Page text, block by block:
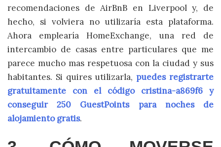
recomendaciones de AirBnB en Liverpool y, de
hecho, si volviera no utilizaría esta plataforma.
Ahora emplearía HomeExchange, una red de
intercambio de casas entre particulares que me
parece mucho mas respetuosa con la ciudad y sus
habitantes. Si quires utilizarla, puedes registrarte
gratuitamente con el código cristina-a869f6 y
conseguir 250 GuestPoints para noches de
alojamiento gratis.